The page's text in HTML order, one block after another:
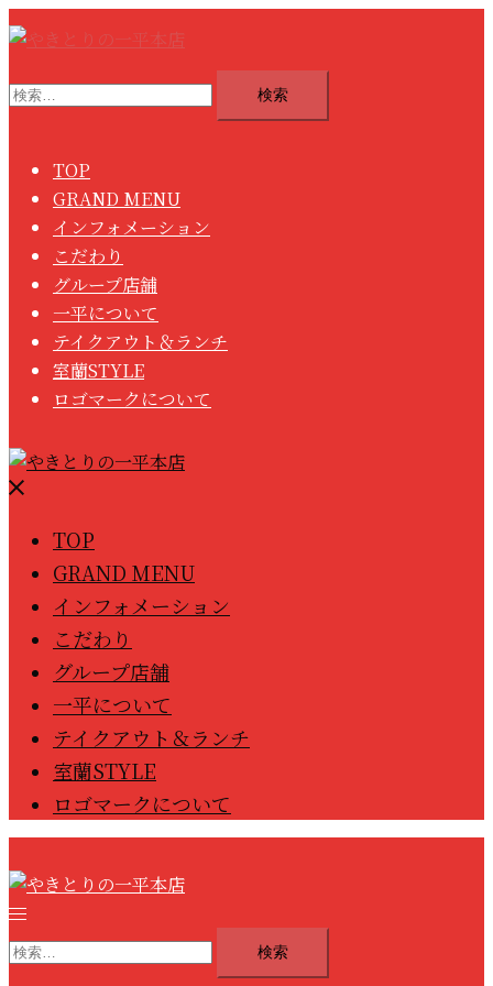
コ
ン
テ
ン
検
索:
TOP
GRAND MENU
インフォメーション
こだわり
グループ店舗
一平について
テイクアウト＆ランチ
室蘭STYLE
ロゴマークについて
メ
TOP
GRAND MENU
インフォメーション
こだわり
グループ店舗
一平について
テイクアウト＆ランチ
室蘭STYLE
ロゴマークについて
ト
グ
ル
検
索: